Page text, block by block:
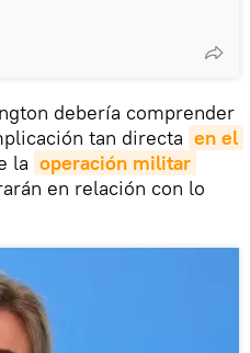
debería comprender
tan directa en el
la operación militar
en relación con lo